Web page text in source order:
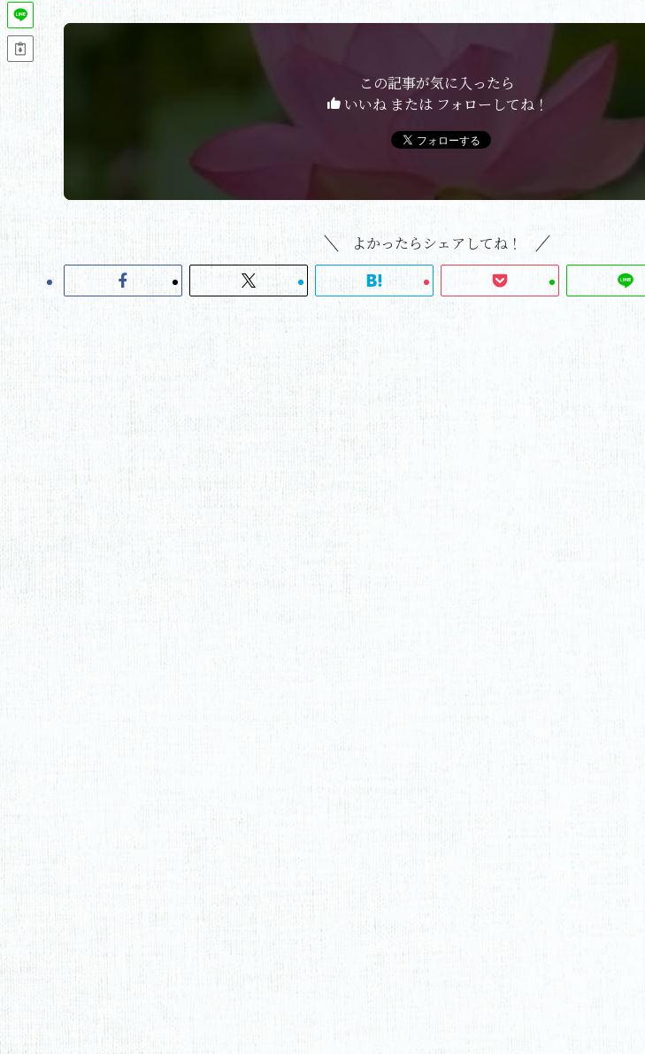
この記事が気に入ったら
いいね または フォローしてね！
よかったらシェアしてね！